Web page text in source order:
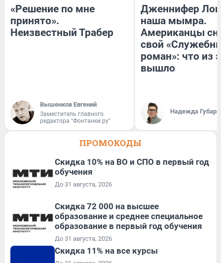
«Решение по мне
принято».
Неизвестный Трабер
Вышенков Евгений
Заместитель главного
редактора "Фонтанки.ру"
Дженнифер
наша мымра.
Американцы
свой
роман»: что из
вышло
Надежда Губарь
ПРОМОКОДЫ
Скидка 10% на ВО и СПО в первый год
обучения
До 31 августа, 2026
Скидка 72 000 на высшее
образование и среднее специальное
образование в первый год обучения
До 31 августа, 2026
Скидка 11% на все курсы